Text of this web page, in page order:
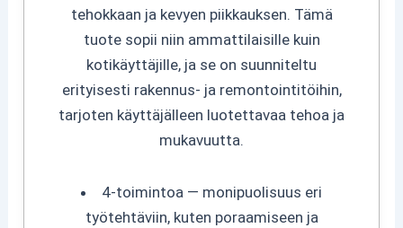
tehokkaan ja kevyen piikkauksen. Tämä
tuote sopii niin ammattilaisille kuin
kotikäyttäjille, ja se on suunniteltu
erityisesti rakennus- ja remontointitöihin,
tarjoten käyttäjälleen luotettavaa tehoa ja
mukavuutta.
4-toimintoa — monipuolisuus eri
työtehtäviin, kuten poraamiseen ja